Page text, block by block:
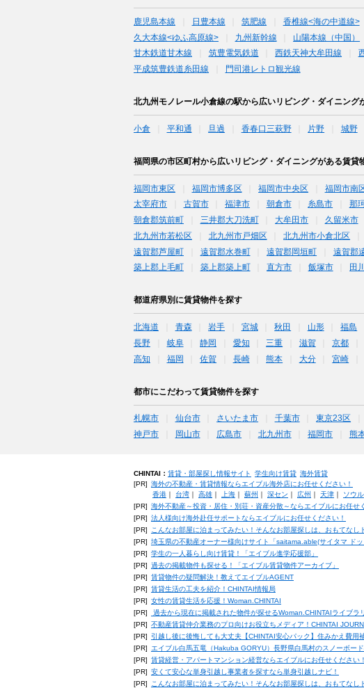
鹿児島本線 日豊本線 筑肥線 香椎線<海の中道線>
久大本線<ゆふ高原線>
九州新幹線 山陽本線（中国）
甘木鉄道甘木線
筑豊電気鉄道 西鉄天神大牟田線
平成筑豊鉄道糸田線
門司港レトロ観光線
北九州モノレール小倉線の駅から広いリビング・ダイニング
小倉 平和通 旦過 香春口三萩野 片野 城野
福岡県の市区町村から広いリビング・ダイニングがある賃貸
福岡市東区 福岡市博多区 福岡市中央区 福岡市南
太宰府市
古賀市 福津市 朝倉市 糸島市 那
朝倉郡筑前町
三井郡大刀洗町 大牟田市 久留米市
北九州市若松区
北九州市戸畑区 北九州市小倉北区
遠賀郡芦屋町
遠賀郡水巻町 遠賀郡岡垣町 遠賀郡
築上郡上毛町
築上郡築上町 直方市 飯塚市 田
都道府県別に賃貸物件を探す
北海道 青森 岩手 宮城 秋田 山形 福島
長野
岐阜 静岡 愛知 三重 滋賀 京都
高知
福岡 佐賀 長崎 熊本 大分 宮崎
都市にこだわって賃貸物件を探す
札幌市 仙台市 さいたま市 千葉市 東京23区
神戸市
岡山市 広島市 北九州市 福岡市 熊
CHINTAI： 賃貸・部屋探し情報サイト 学生向け賃貸 海外賃貸
[PR] 海外の不動産・賃貸情報ならエイブル海外店にお任せください！
香港｜ 台湾｜ 高雄｜ 上海｜ 蘇州 ｜ 深セン ｜ 広州 ｜ 天津｜ ソウル
[PR] 海外不動産～投資・居住・別荘・資産分散～ならエイブルにお任せ
[PR] 法人様向け海外赴任サポートならエイブルにお任せください！
[PR]
こんなお部屋に泊まってみたい！そんなお部屋探しは、おもてなし
[PR] 埼玉県の不動産オーナー様向けサイト「saitama.able(サイタマ ドッ
[PR] 学生の一人暮らし向け賃貸！「エイブル進学応援部」
[PR] 過去の掲載物件も探せる！「エイブル賃貸物件アーカイブ」
[PR] 賃貸物件の疑問解決！教えてエイブルAGENT
[PR] 賃貸生活の工夫を紹介！CHINTAI情報局
[PR] 女性の賃貸生活を応援！Woman.CHINTAI
[PR]
過去から現在に掲載された物件が探せるWoman.CHINTAIライブラ
[PR] 不動産賃貸仲介業務のプロ向けお役立ちメディア！CHINTAI
[PR]
引越し後に後悔しても大丈夫【CHINTAI安心パック】住みかえ費用
[PR]
エイブル白馬五竜（Hakuba GORYU）長野県白馬村のスノーボー
[PR] 賃貸経営・アパートマンション経営ならエイブルにお任せください
[PR] 安くて安心な単身引越し事業者を探すなら単身引越しナビ！
[PR]
こんなお部屋に泊まってみたい！そんなお部屋探しは、おもてなし